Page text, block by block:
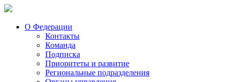
О Федерации
Контакты
Команда
Подписка
Приоритеты и развитие
Региональные подразделения